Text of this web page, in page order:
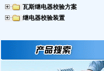
瓦斯继电器校验方案
继电器校验装置